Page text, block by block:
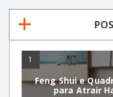
1
Feng Shui e
para Atrair